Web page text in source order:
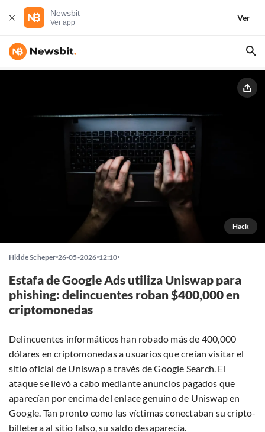
Newsbit
Ver app
Ver
Hack
Hidde Scheper 26-05-2026 12:10
Estafa de Google Ads utiliza Uniswap para
phishing: delincuentes roban $400,000 en
criptomonedas
Delincuentes informáticos han robado más de 400,000
dólares en criptomonedas a usuarios que creían visitar el
sitio oficial de Uniswap a través de Google Search. El
ataque se llevó a cabo mediante anuncios pagados que
aparecían por encima del enlace genuino de Uniswap en
Google. Tan pronto como las víctimas conectaban su cripto-
billetera al sitio falso, su saldo desaparecía.